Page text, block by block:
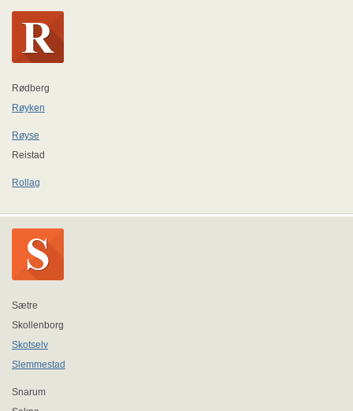
Rødberg
Røyken
Røyse
Reistad
Rollag
Sætre
Skollenborg
Skotselv
Slemmestad
Snarum